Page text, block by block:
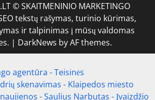
© SKAITMENINIO MARKETINGO
tekstų rašymas, turinio kūrimas,
ir talpinimas į mūsų valdomas
| DarkNews by AF themes.
agentūra -Teisinės
skenavimas - Klaipedos miesto
-Saulius Narbutas -Įvaizdžio